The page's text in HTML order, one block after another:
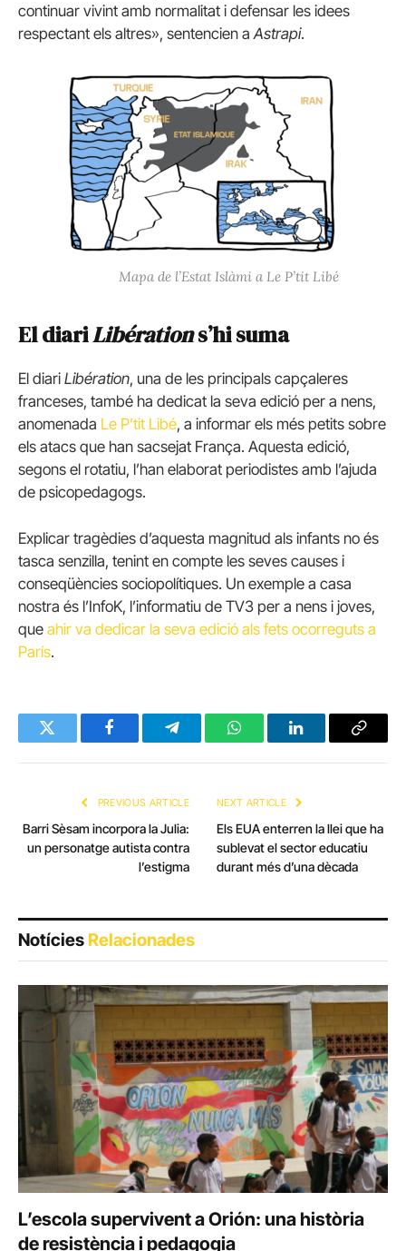
continuar vivint amb normalitat i defensar les idees
respectant els altres», sentencien a Astrapi.
Mapa de l’Estat Islàmi a Le P’tit Libé
El diariLibérations’hi suma
El diari Libération, una de les principals capçaleres
franceses, també ha dedicat la seva edició per a nens,
anomenada Le P’tit Libé, a informar els més petits sobre
els atacs que han sacsejat França. Aquesta edició,
segons el rotatiu, l’han elaborat periodistes amb l’ajuda
de psicopedagogs.
Explicar tragèdies d’aquesta magnitud als infants no és
tasca senzilla, tenint en compte les seves causes i
conseqüències sociopolítiques. Un exemple a casa
nostra és l’InfoK, l’informatiu de TV3 per a nens i joves,
que ahir va dedicar la seva edició als fets ocorreguts a
París.
Twitter FacebookTelegramWhatsAppLinkedInCopy
PREVIOUS ARTICLE
Barri Sèsam incorpora la Julia:
un personatge autista contra
l’estigma
NEXT ARTICLE
Els EUA enterren la llei que ha
sublevat el sector educatiu
durant més d’una dècada
NotíciesRelacionades
L’escola supervivent a Orión: una història
de resistència i pedagogia